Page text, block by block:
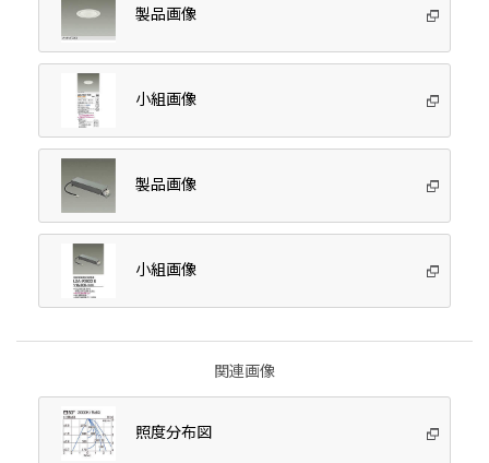
製品画像
小組画像
製品画像
小組画像
関連画像
照度分布図